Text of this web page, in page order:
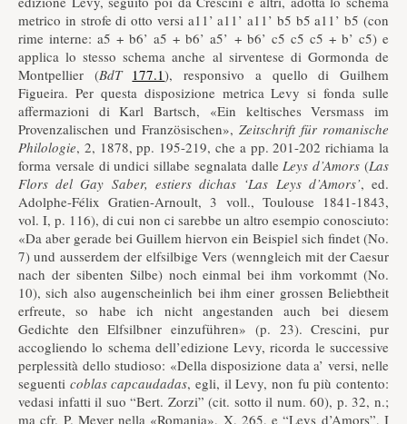
metrico in strofe di otto versi a11’ a11’ a11’ b5 b5 a11’ b5 (con
rime interne: a5 + b6’ a5 + b6’ a5’ + b6’ c5 c5 c5 + b’ c5) e
applica lo stesso schema anche al sirventese di Gormonda de
Montpellier (BdT 177.1), responsivo a quello di Guilhem
Figueira. Per questa disposizione metrica Levy si fonda sulle
affermazioni di Karl Bartsch, «Ein keltisches Versmass im
Provenzalischen und Französischen», Zeitschrift für romanische
Philologie, 2, 1878, pp. 195-219, che a pp. 201-202 richiama la
forma versale di undici sillabe segnalata dalleLeys d’Amors(Las
Flors del Gay Saber, estiers dichas ‘Las Leys d’Amors’, ed.
Adolphe-Félix Gratien-Arnoult, 3 voll., Toulouse 1841-1843,
vol. I, p. 116), di cui non ci sarebbe un altro esempio conosciuto:
«Da aber gerade bei Guillem hiervon ein Beispiel sich findet (No.
7) und ausserdem der elfsilbige Vers (wenngleich mit der Caesur
nach der sibenten Silbe) noch einmal bei ihm vorkommt (No.
10), sich also augenscheinlich bei ihm einer grossen Beliebtheit
erfreute, so habe ich nicht angestanden auch bei diesem
Gedichte den Elfsilbner einzuführen» (p. 23). Crescini, pur
accogliendo lo schema dell’edizione Levy, ricorda le successive
perplessità dello studioso: «Della disposizione data a’ versi, nelle
seguenti coblas capcaudadas, egli, il Levy, non fu più contento:
vedasi infatti il suo “Bert. Zorzi” (cit. sotto il num. 60), p. 32, n.;
ma cfr. P. Meyer nella «Romania», X, 265, e “Leys d’Amors”, I